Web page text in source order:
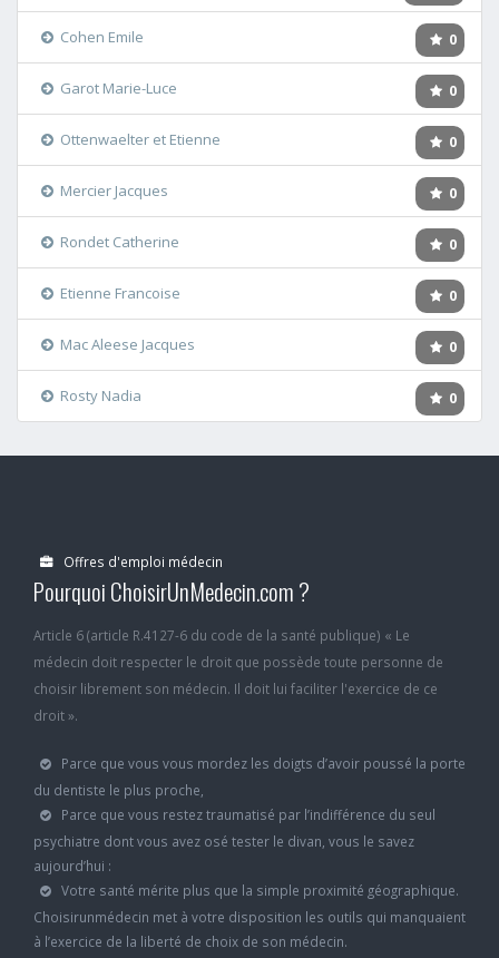
0
Cohen Emile
0
Garot Marie-Luce
0
Ottenwaelter et Etienne
0
Mercier Jacques
0
Rondet Catherine
0
Etienne Francoise
0
Mac Aleese Jacques
0
Rosty Nadia
Offres d'emploi médecin
Pourquoi ChoisirUnMedecin.com ?
Article 6 (article R.4127-6 du code de la santé publique) « Le
médecin doit respecter le droit que possède toute personne de
choisir librement son médecin. Il doit lui faciliter l'exercice de ce
droit ».
Parce que vous vous mordez les doigts d’avoir poussé la porte
du dentiste le plus proche,
Parce que vous restez traumatisé par l’indifférence du seul
psychiatre dont vous avez osé tester le divan, vous le savez
aujourd’hui :
Votre santé mérite plus que la simple proximité géographique.
Choisirunmédecin met à votre disposition les outils qui manquaient
à l’exercice de la liberté de choix de son médecin.